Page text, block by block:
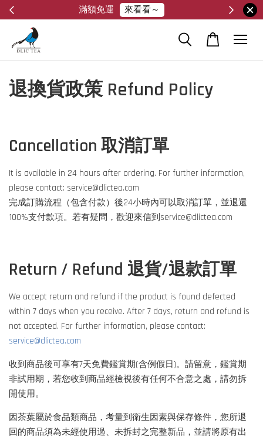
滿額免運 來看看～
退換貨政策 Refund Policy
Cancellation 取消訂單
It is available in 24 hours after ordering. For further information,
please contact: service@dlictea.com
完成訂購流程（包含付款）後24小時內可以取消訂單，並退還
100%支付款項。若有疑問，歡迎來信到service@dlictea.com
Return / Refund 退貨/退款訂單
We accept return and refund if the product is found defected
within 7 days when you receive. After 7 days, return and refund is
not accepted. For further information, please contact:
service@dlictea.com
收到商品後可享有7天免費鑑賞期(含例假日)。請留意，鑑賞期
非試用期，若您收到商品經檢視後有任何不合意之處，請勿拆
開使用。
因茶葉屬於食品類商品，考量到衛生因素與保存條件，您所退
回的商品須為未經使用過、未拆封之完整新品，並請將原有出